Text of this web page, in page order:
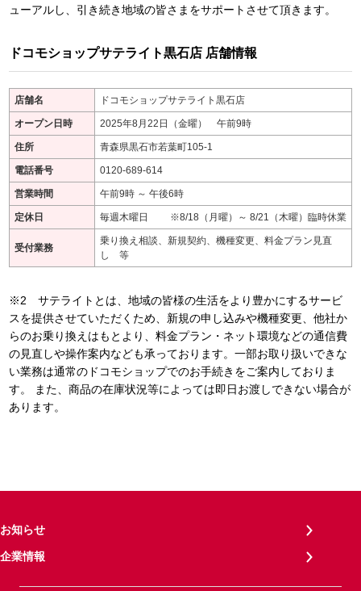
ューアルし、引き続き地域の皆さまをサポートさせて頂きます。
ドコモショップサテライト黒石店 店舗情報
店舗名 ドコモショップサテライト黒石店
オープン日時 2025年8月22日（金曜） 午前9時
住所 青森県黒石市若葉町105-1
電話番号 0120-689-614
営業時間 午前9時 ～ 午後6時
定休日 毎週木曜日 ※8/18（月曜）～ 8/21（木曜）臨時休業
受付業務
乗り換え相談、新規契約、機種変更、料金プラン見直
し 等
※2 サテライトとは、地域の皆様の生活をより豊かにするサービ
スを提供させていただくため、新規の申し込みや機種変更、他社か
らのお乗り換えはもとより、料金プラン・ネット環境などの通信費
の見直しや操作案内なども承っております。一部お取り扱いできな
い業務は通常のドコモショップでのお手続きをご案内しておりま
す。 また、商品の在庫状況等によっては即日お渡しできない場合が
あります。
お知らせ
企業情報